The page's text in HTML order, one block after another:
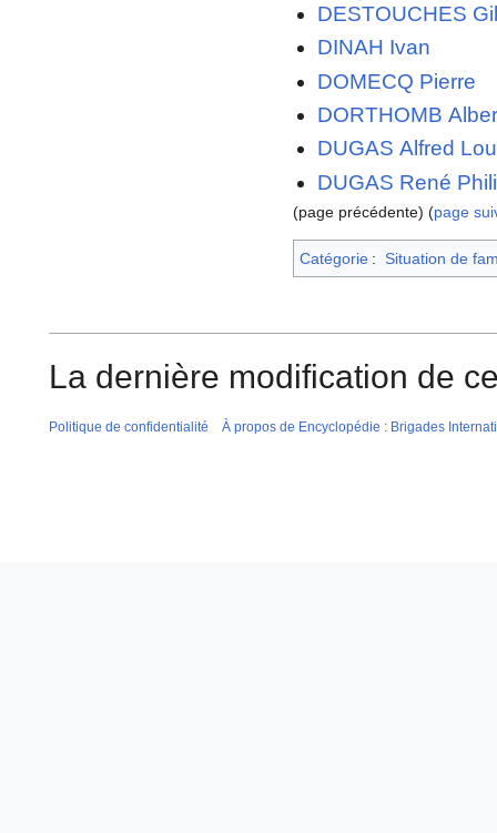
DESTOUCHES
DINAH Ivan
DOMECQ Pierre
DORTHOMB
DUGAS Alfred
DUGAS René
(page précédente) (page
Catégorie : Situation de
La dernière modification de
Politique de confidentialité À propos de Encyclopédie : Brigades